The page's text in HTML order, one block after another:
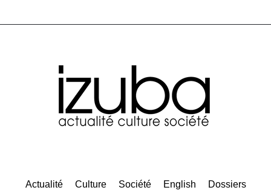
Actualité Culture Société English
Dossiers